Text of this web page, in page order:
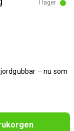
I lager
– nu som